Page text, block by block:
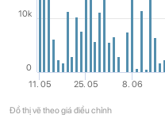
11. 05 25. 05 8. 06
0
10k
Đồ thị vẽ theo giá điều chỉnh